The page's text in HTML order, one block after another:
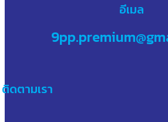
อีเมล
ติดตามเรา